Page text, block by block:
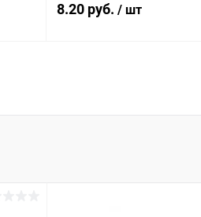
8.20 руб. / шт
Купить в 1 клик